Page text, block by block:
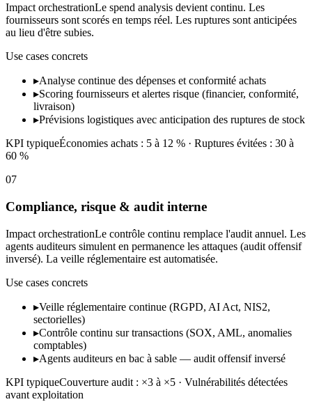
Impact orchestrationLe spend analysis devient continu. Les
fournisseurs sont scorés en temps réel. Les ruptures sont anticipées
au lieu d'être subies.
Use cases concrets
▸Analyse continue des dépenses et conformité achats
▸Scoring fournisseurs et alertes risque (financier, conformité,
livraison)
▸Prévisions logistiques avec anticipation des ruptures de stock
KPI typiqueÉconomies achats : 5 à 12 % · Ruptures évitées : 30 à
60 %
07
Compliance, risque & audit interne
Impact orchestrationLe contrôle continu remplace l'audit annuel. Les
agents auditeurs simulent en permanence les attaques (audit offensif
inversé). La veille réglementaire est automatisée.
Use cases concrets
▸Veille réglementaire continue (RGPD, AI Act, NIS2,
sectorielles)
▸Contrôle continu sur transactions (SOX, AML, anomalies
comptables)
▸Agents auditeurs en bac à sable — audit offensif inversé
KPI typiqueCouverture audit : ×3 à ×5 · Vulnérabilités détectées
avant exploitation